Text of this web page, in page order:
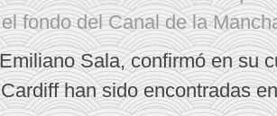
fondo del Canal de la
Sala, confirmó en su
han sido encontradas